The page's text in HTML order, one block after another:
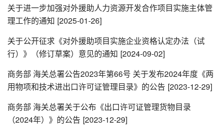
关于进一步加强对外援助人力资源开发合作项目实施主体管
理工作的通知 [2025-01-26]
关于公开征求《对外援助项目实施企业资格认定办法（试
行）》（修订草案）意见的通知 [2024-09-02]
商务部 海关总署公告2023年第66号 关于发布2024年度《两
用物项和技术进出口许可证管理目录》的公告 [2023-12-29]
商务部 海关总署关于公布《出口许可证管理货物目录
（2024年）》的公告 [2023-12-29]